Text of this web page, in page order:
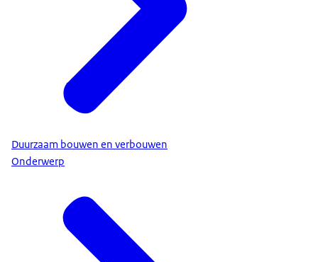
Duurzaam bouwen en verbouwen
Onderwerp